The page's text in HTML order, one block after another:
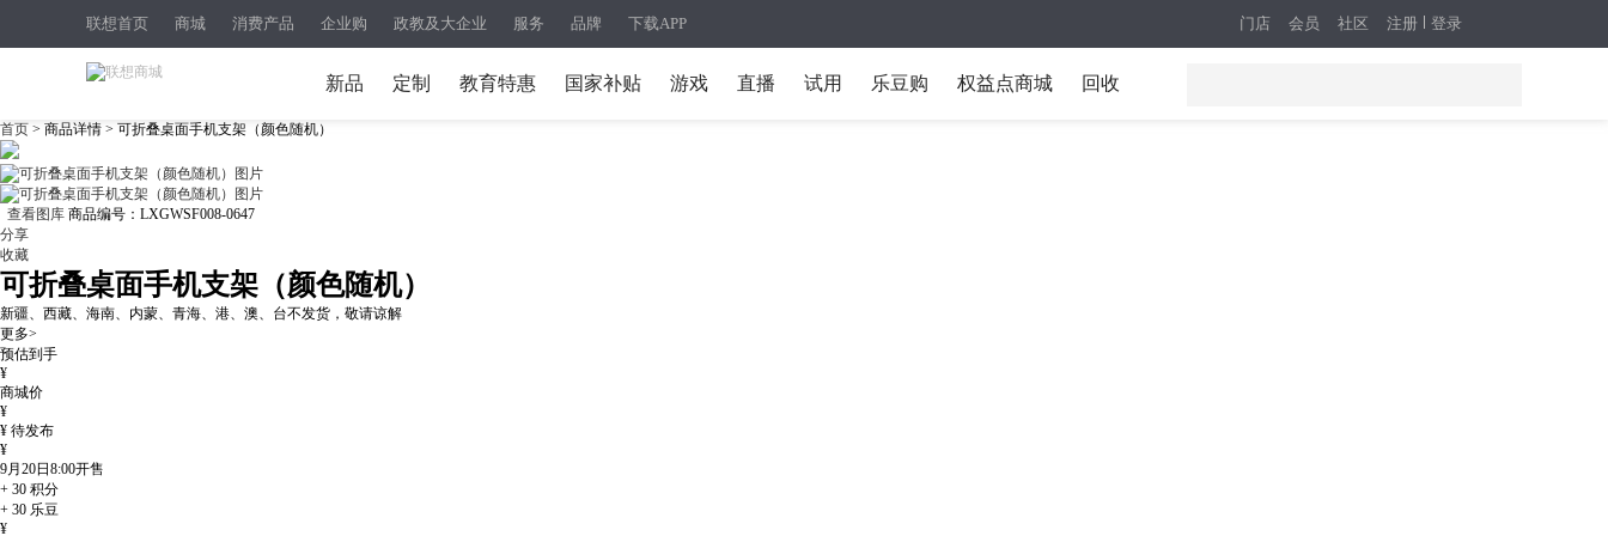
联想首页 商城 消费产品 企业购 政教及大企业 服务 品牌 下载APP 注册 登录
门店 会员 社区
新品 定制 教育特惠 国家补贴 游戏 直播 试用 乐豆购 权益点商城 回收
首页 > 商品详情 > 可折叠桌面手机支架（颜色随机）
查看图库 商品编号： LXGWSF008-0647
分享
收藏
可折叠桌面手机支架（颜色随机）
新疆、西藏、海南、内蒙、青海、港、澳、台不发货，敬请谅解
更多>
预估到手
¥
商城价
¥
¥ 待发布
¥
9月20日8:00开售
+ 30 积分
+ 30 乐豆
¥